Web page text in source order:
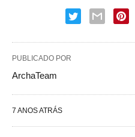
PUBLICADO POR
ArchaTeam
7 ANOS ATRÁS